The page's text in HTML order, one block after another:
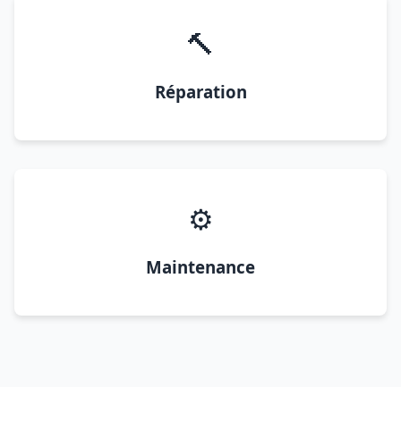
🔨
Réparation
⚙️
Maintenance